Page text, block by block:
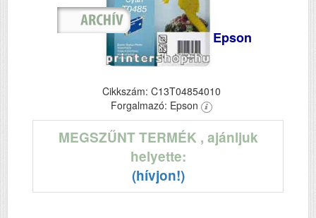
Epson
Cikkszám: C13T04854010
Forgalmazó: Epson
MEGSZŰNT TERMÉK , ajánljuk
helyette:
(hívjon!)